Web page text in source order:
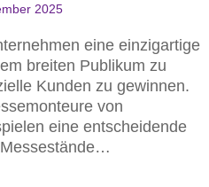
2025
eine einzigartige
breiten Publikum zu
Kunden zu gewinnen.
von
eine entscheidende